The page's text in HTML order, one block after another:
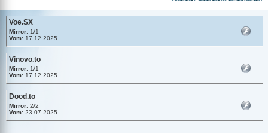
Voe.SX
Mirror: 1/1
Vom: 17.12.2025
Vinovo.to
Mirror: 1/1
Vom: 17.12.2025
Dood.to
Mirror: 2/2
Vom: 23.07.2025